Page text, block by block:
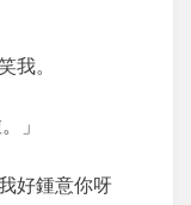
我。
」
好鍾意你呀